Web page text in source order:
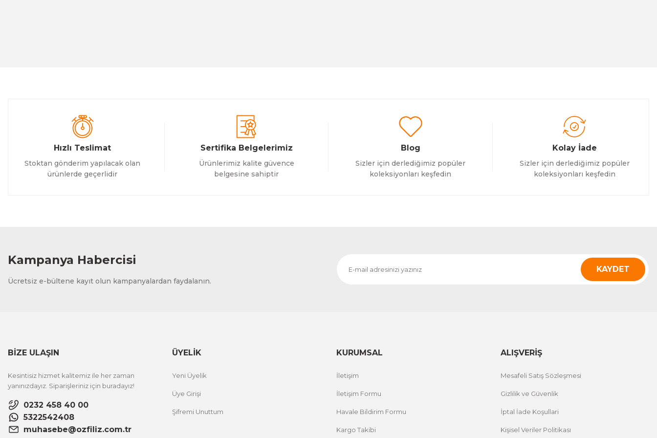
Hızlı Teslimat
Stoktan gönderim yapılacak olan
ürünlerde geçerlidir
Sertifika Belgelerimiz
Ürünlerimiz kalite güvence
belgesine sahiptir
Blog
Sizler için derlediğimiz popüler
koleksiyonları keşfedin
Kolay İade
Sizler için derlediğimiz popüler
koleksiyonları keşfedin
Kampanya Habercisi
Ücretsiz e-bültene kayıt olun kampanyalardan faydalanın.
KAYDET
BİZE ULAŞIN
Kesintisiz hizmet kalitemiz ile her zaman
yanınızdayız. Siparişleriniz için buradayız!
0232 458 40 00
5322542408
muhasebe@ozfiliz.com.tr
ÜYELİK
Yeni Üyelik
Üye Girişi
Şifremi Unuttum
KURUMSAL
İletişim
İletişim Formu
Havale Bildirim Formu
Kargo Takibi
ALIŞVERİŞ
Mesafeli Satış Sözleşmesi
Gizlilik ve Güvenlik
İptal İade Koşullari
Kişisel Veriler Politikası